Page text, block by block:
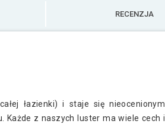
RECENZJA
łazienki) i staje się nieocenionym
Każde z naszych luster ma wiele cech i